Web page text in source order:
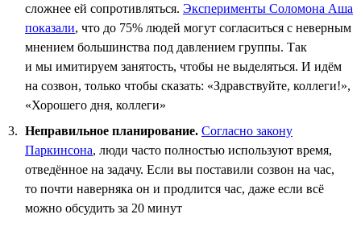
сложнее ей сопротивляться. Эксперименты Соломона Аша
показали, что до 75% людей могут согласиться с неверным
мнением большинства под давлением группы. Так
и мы имитируем занятость, чтобы не выделяться. И идём
на созвон, только чтобы сказать: «Здравствуйте, коллеги!»,
«Хорошего дня, коллеги»
Неправильное планирование. Согласно закону
Паркинсона, люди часто полностью используют время,
отведённое на задачу. Если вы поставили созвон на час,
то почти наверняка он и продлится час, даже если всё
можно обсудить за 20 минут